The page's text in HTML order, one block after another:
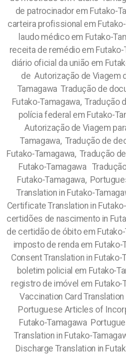
de patrocinador em Futako-
carteira profissional em
laudo médico em Futako-
receita de remédio em
diário oficial da união em
de Autorização de Viagem
Tamagawa Tradução de
Futako-Tamagawa, Tradução
polícia federal em Futako-
Autorização de Viagem
Tamagawa, Tradução de
Futako-Tamagawa, Tradução
Futako-Tamagawa
Futako-Tamagawa,
Translation in Futako-
Certificate Translation in
certidões de nascimento in
de certidão de óbito em
imposto de renda em Futako-
Consent Translation in
boletim policial em Futako-
registro de imóvel em
Vaccination Card
Portuguese Articles of
Futako-Tamagawa
Translation in Futako-
Discharge Translation in